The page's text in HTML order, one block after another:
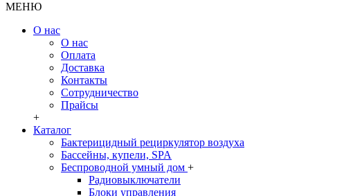
МЕНЮ
О нас
О нас
Оплата
Доставка
Контакты
Сотрудничество
Прайсы
+
Каталог
Бактерицидный рециркулятор воздуха
Бассейны, купели, SPA
Беспроводной умный дом +
Радиовыключатели
Блоки управления